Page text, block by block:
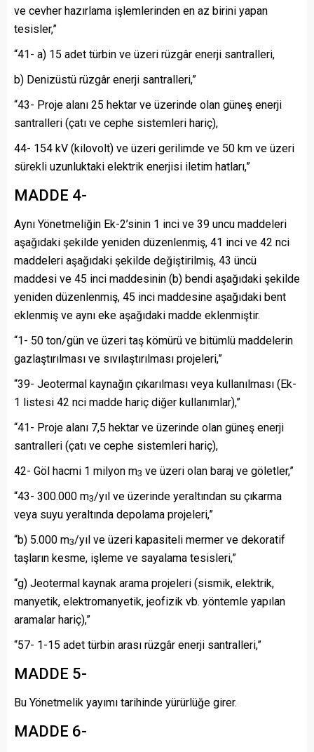
ve cevher hazırlama işlemlerinden en az birini yapan
tesisler,”
“41- a) 15 adet türbin ve üzeri rüzgâr enerji santralleri,
b) Denizüstü rüzgâr enerji santralleri,”
“43- Proje alanı 25 hektar ve üzerinde olan güneş enerji
santralleri (çatı ve cephe sistemleri hariç),
44- 154 kV (kilovolt) ve üzeri gerilimde ve 50 km ve üzeri
sürekli uzunluktaki elektrik enerjisi iletim hatları,”
MADDE 4-
Aynı Yönetmeliğin Ek-2’sinin 1 inci ve 39 uncu maddeleri
aşağıdaki şekilde yeniden düzenlenmiş, 41 inci ve 42 nci
maddeleri aşağıdaki şekilde değiştirilmiş, 43 üncü
maddesi ve 45 inci maddesinin (b) bendi aşağıdaki şekilde
yeniden düzenlenmiş, 45 inci maddesine aşağıdaki bent
eklenmiş ve aynı eke aşağıdaki madde eklenmiştir.
“1- 50 ton/gün ve üzeri taş kömürü ve bitümlü maddelerin
gazlaştırılması ve sıvılaştırılması projeleri,”
“39- Jeotermal kaynağın çıkarılması veya kullanılması (Ek-
1 listesi 42 nci madde hariç diğer kullanımlar),”
“41- Proje alanı 7,5 hektar ve üzerinde olan güneş enerji
santralleri (çatı ve cephe sistemleri hariç),
42- Göl hacmi 1 milyon m3 ve üzeri olan baraj ve göletler,”
“43- 300.000 m3/yıl ve üzerinde yeraltından su çıkarma
veya suyu yeraltında depolama projeleri,”
“b) 5.000 m3/yıl ve üzeri kapasiteli mermer ve dekoratif
taşların kesme, işleme ve sayalama tesisleri,”
“g) Jeotermal kaynak arama projeleri (sismik, elektrik,
manyetik, elektromanyetik, jeofizik vb. yöntemle yapılan
aramalar hariç),”
“57- 1-15 adet türbin arası rüzgâr enerji santralleri,”
MADDE 5-
Bu Yönetmelik yayımı tarihinde yürürlüğe girer.
MADDE 6-